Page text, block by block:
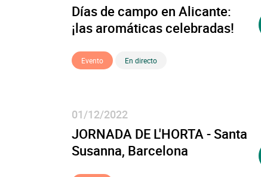
Días de campo en Alicante:
¡las aromáticas celebradas!
Evento En directo
01/12/2022
JORNADA DE L'HORTA - Santa
Susanna, Barcelona